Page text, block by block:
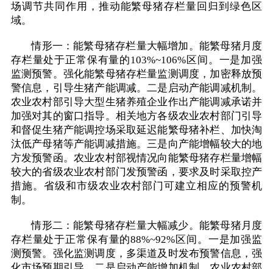
场调节共同作用，推动能繁母猪存栏量回归到绿色区
域。
情形一：能繁母猪存栏量大幅增加。能繁母猪月度
存栏量处于正常保有量的103%~106%区间。一是加强
监测预警。强化能繁母猪存栏量监测调度，加密释放预
警信息，引导生猪产能调减。二是启动产能调减机制。
农业农村部引导大型生猪养殖企业作出产能调减承诺并
加强对其的窗口指导。相关地方各级农业农村部门引导
和督促生猪产能调控场采取延迟能繁母猪补栏、加快淘
汰低产母猪等产能调减措施。三是向产能增幅较大的地
方发预警函。农业农村部视情况向能繁母猪存栏量增幅
较大的省级农业农村部门发预警函，要求及时采取控产
措施。省级和市级农业农村部门可建立相应的预警机
制。
情形二：能繁母猪存栏量大幅减少。能繁母猪月度
存栏量处于正常保有量的88%~92%区间。一是加强监
测预警。强化监测调度，多渠道及时发布预警信息，强